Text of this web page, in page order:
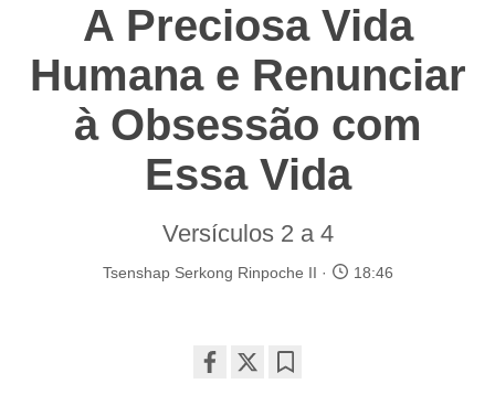
A Preciosa Vida
Humana e Renunciar
à Obsessão com
Essa Vida
Versículos 2 a 4
Tsenshap Serkong Rinpoche II 18:46